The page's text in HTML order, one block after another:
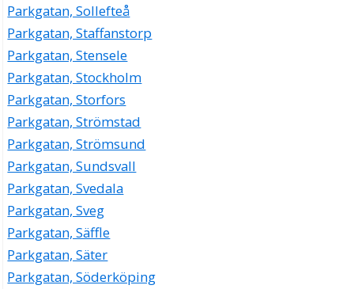
Parkgatan, Sollefteå
Parkgatan, Staffanstorp
Parkgatan, Stensele
Parkgatan, Stockholm
Parkgatan, Storfors
Parkgatan, Strömstad
Parkgatan, Strömsund
Parkgatan, Sundsvall
Parkgatan, Svedala
Parkgatan, Sveg
Parkgatan, Säffle
Parkgatan, Säter
Parkgatan, Söderköping